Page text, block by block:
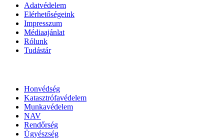
Adatvédelem
Elérhetőségeink
Impresszum
Médiaajánlat
Rólunk
Tudástár
Honvédség
Katasztrófavédelem
Munkavédelem
NAV
Rendőrség
Ügyészség